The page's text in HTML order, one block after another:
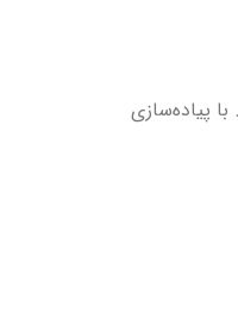
با پیاده‌سازی